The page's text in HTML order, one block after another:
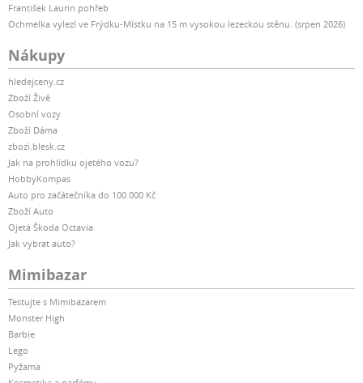
František Laurin pohřeb
Ochmelka vylezl ve Frýdku-Místku na 15 m vysokou lezeckou stěnu. (srpen 2026)
Nákupy
hledejceny.cz
Zboží Živě
Osobní vozy
Zboží Dáma
zbozi.blesk.cz
Jak na prohlídku ojetého vozu?
HobbyKompas
Auto pro začátečníka do 100 000 Kč
Zboží Auto
Ojetá Škoda Octavia
Jak vybrat auto?
Mimibazar
Testujte s Mimibazarem
Monster High
Barbie
Lego
Pyžama